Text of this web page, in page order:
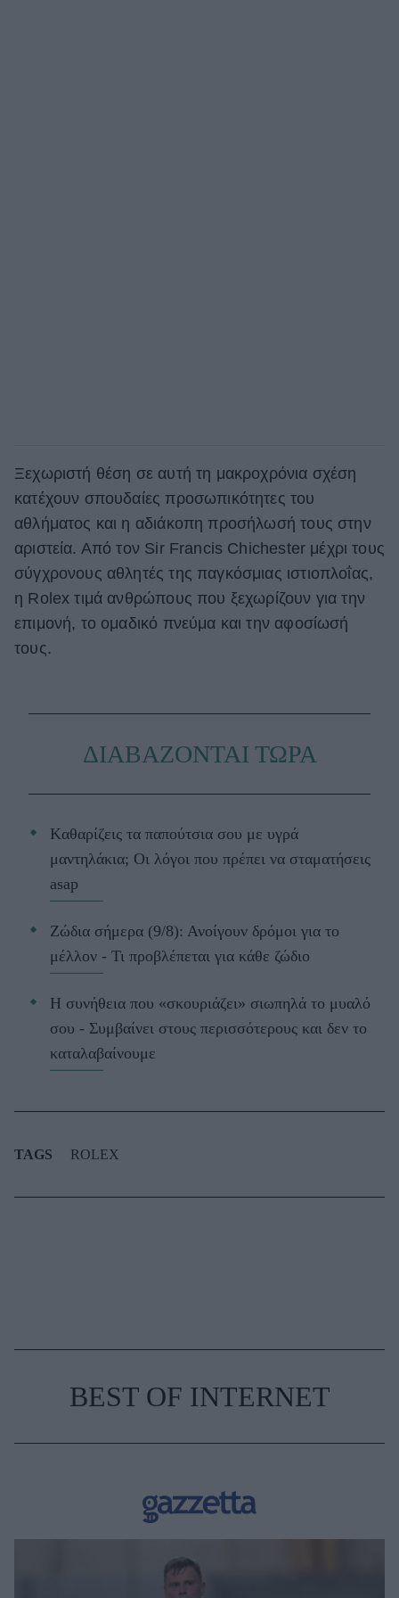
Ξεχωριστή θέση σε αυτή τη μακροχρόνια σχέση
κατέχουν σπουδαίες προσωπικότητες του
αθλήματος και η αδιάκοπη προσήλωσή τους στην
αριστεία. Από τον Sir Francis Chichester μέχρι τους
σύγχρονους αθλητές της παγκόσμιας ιστιοπλοΐας,
η Rolex τιμά ανθρώπους που ξεχωρίζουν για την
επιμονή, το ομαδικό πνεύμα και την αφοσίωσή
τους.
ΔΙΑΒΑΖΟΝΤΑΙ ΤΩΡΑ
Kαθαρίζεις τα παπούτσια σου με υγρά
μαντηλάκια; Οι λόγοι που πρέπει να σταματήσεις
asap
Ζώδια σήμερα (9/8): Ανοίγουν δρόμοι για το
μέλλον - Τι προβλέπεται για κάθε ζώδιο
Η συνήθεια που «σκουριάζει» σιωπηλά το μυαλό
σου - Συμβαίνει στους περισσότερους και δεν το
καταλαβαίνουμε
TAGS ROLEX
BEST OF INTERNET